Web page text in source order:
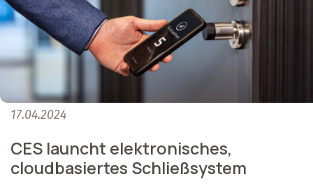
17.04.2024
CES launcht elektronisches,
cloudbasiertes Schließsystem